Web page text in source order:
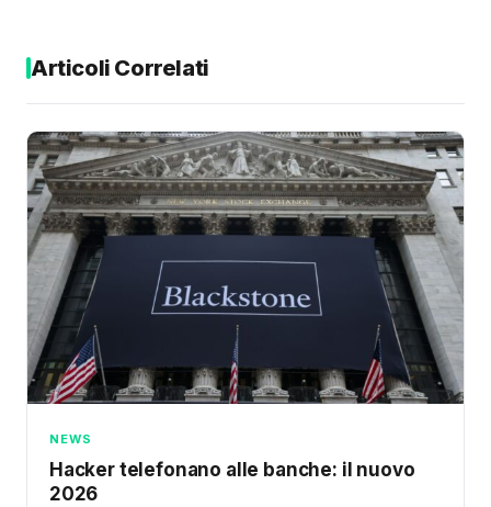
Articoli Correlati
NEWS
Hacker telefonano alle banche: il nuovo
2026